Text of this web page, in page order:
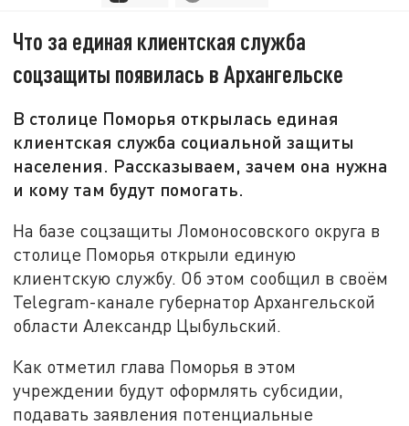
Что за единая клиентская служба
соцзащиты появилась в Архангельске
В столице Поморья открылась единая
клиентская служба социальной защиты
населения. Рассказываем, зачем она нужна
и кому там будут помогать.
На базе соцзащиты Ломоносовского округа в
столице Поморья открыли единую
клиентскую службу. Об этом сообщил в своём
Telegram-канале губернатор Архангельской
области Александр Цыбульский.
Как отметил глава Поморья в этом
учреждении будут оформлять субсидии,
подавать заявления потенциальные